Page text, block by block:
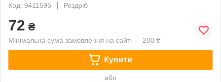
Код: 9411595
Роздріб
72 ₴
Мінімальна сума замовлення на сайті — 200 ₴
Купити
або